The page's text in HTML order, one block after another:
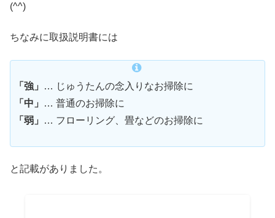
(^^)
ちなみに取扱説明書には
「強」
… じゅうたんの念入りなお掃除に
「中」
… 普通のお掃除に
「弱」
… フローリング、畳などのお掃除に
と記載がありました。